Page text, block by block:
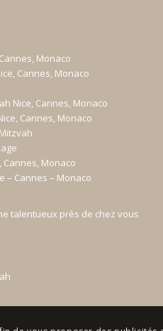
Monaco
Cannes, Monaco
Nice, Cannes, Monaco
Cannes, Monaco
Cannes, Monaco
– Cannes – Monaco
talentueux près de chez vous